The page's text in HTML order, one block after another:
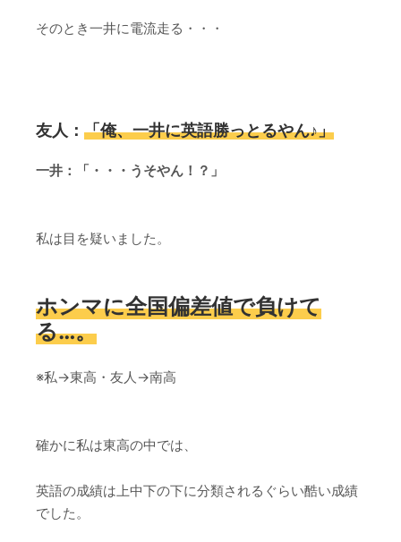
そのとき一井に電流走る・・・
友人： 「俺、一井に英語勝っとるやん♪」
一井：「・・・うそやん！？」
私は目を疑いました。
ホンマに全国偏差値で負けて
る…。
※私→東高・友人→南高
確かに私は東高の中では、
英語の成績は上中下の下に分類されるぐらい酷い成績
でした。